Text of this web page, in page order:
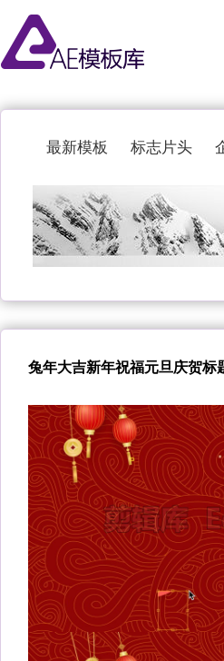
最新模板 标志片头
兔年大吉新年祝福元旦庆贺标